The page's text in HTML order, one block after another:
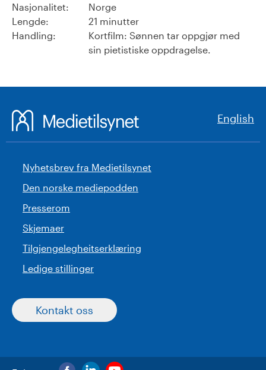
Nasjonalitet:
Norge
Lengde:
21 minutter
Handling:
Kortfilm: Sønnen tar oppgjør med
sin pietistiske oppdragelse.
English
Nyhetsbrev fra Medietilsynet
Den norske mediepodden
Presserom
Skjemaer
Tilgjengelegheitserklæring
Ledige stillinger
Kontakt oss